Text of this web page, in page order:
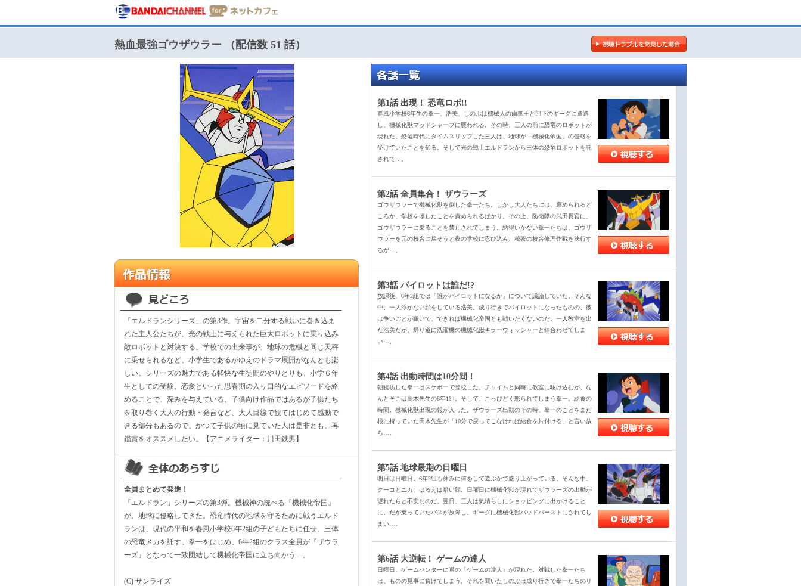
熱血最強ゴウザウラー （配信数 51 話）
「エルドランシリーズ」の第3作。宇宙を二分する戦いに巻き込ま
れた主人公たちが、光の戦士に与えられた巨大ロボットに乗り込み
敵ロボットと対決する。学校での出来事が、地球の危機と同じ天秤
に乗せられるなど、小学生であるがゆえのドラマ展開がなんとも楽
しい。シリーズの魅力である軽快な生徒間のやりとりも、小学６年
生としての受験、恋愛といった思春期の入り口的なエピソードを絡
めることで、深みを与えている。子供向け作品ではあるが子供たち
を取り巻く大人の行動・発言など、大人目線で観てはじめて感動で
きる部分もあるので、かつて子供の頃に見ていた人は是非とも、再
鑑賞をオススメしたい。【アニメライター：川田鉄男】
全員まとめて発進！
「エルドラン」シリーズの第3弾。機械神の統べる『機械化帝国』
が、地球に侵略してきた。恐竜時代の地球を守るために戦うエルド
ランは、現代の平和を春風小学校6年2組の子どもたちに任せ、三体
の恐竜メカを託す。拳一をはじめ、6年2組のクラス全員が『ザウラ
ーズ』となって一致団結して機械化帝国に立ち向かう…。
(C) サンライズ
第1話 出現！ 恐竜ロボ!!
春風小学校6年生の拳一、浩美、しのぶは機械人の歯車王と部下のギーグに遭遇
し、機械化獣マッドシャープに襲われる。その時、三人の前に恐竜のロボットが
現れた。恐竜時代にタイムスリップした三人は、地球が「機械化帝国」の侵略を
受けていたことを知る。そして光の戦士エルドランから三体の恐竜ロボットを託
されて…。
第2話 全員集合！ ザウラーズ
ゴウザウラーで機械化獣を倒した拳一たち。しかし大人たちには、褒められるど
ころか、学校を壊したことを責められるばかり。その上、防衛隊の武田長官に、
ゴウザウラーに乗ることを禁止されてしまう。納得いかない拳一たちは、ゴウザ
ウラーを元の校舎に戻そうと夜の学校に忍び込み、秘密の校舎修理作戦を決行す
るが…。
第3話 パイロットは誰だ!?
放課後、6年2組では「誰がパイロットになるか」について議論していた。そんな
中、一人浮かない顔をしている浩美。成り行きでパイロットになったものの、彼
は争いごとが嫌いで、できれば機械化帝国とも戦いたくないのだ。一人教室を出
た浩美だが、帰り道に洗濯機の機械化獣キラーウォッシャーと鉢合わせてしま
い…。
第4話 出動時間は10分間！
朝寝坊した拳一はスケボーで登校した。チャイムと同時に教室に駆け込むが、な
んとそこは高木先生の6年1組。そして、こっぴどく怒られてしまう拳一。給食の
時間。機械化獣出現の報が入った。ザウラーズ出動のその時、拳一のことをまだ
根に持っていた高木先生が「10分で戻ってこなければ給食を片付ける」と言い放
ち…。
第5話 地球最期の日曜日
明日は日曜日。6年2組も休みに何をして遊ぶかで盛り上がっている。そんな中、
クーコとユカ、はるえは暗い顔。日曜日に機械化獣が現れてザウラーズの出動が
遅れたらと不安なのだ。翌日、三人は気晴らしにショッピングに出かけること
に。だが乗っていたバスが故障し、ギーグに機械化獣バッドバーストにされてし
まい…。
第6話 大逆転！ ゲームの達人
日曜日。ゲームセンターに噂の「ゲームの達人」が現れた。対戦した拳一たち
は、ものの見事に負けてしまう。それを聞いたしのぶは成り行きで拳一たちのリ